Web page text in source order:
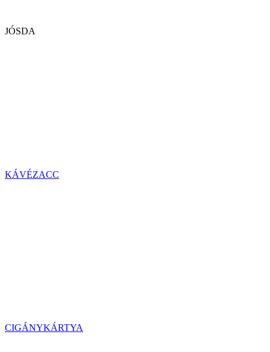
JÓSDA
KÁVÉZACC
CIGÁNYKÁRTYA